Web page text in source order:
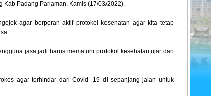
Padang Pariaman, Kamis (17/03/2022).
agar berperan aktif protokol kesehatan agar kita tetap
jasa,jadi harus mematuhi protokol kesehatan,ujar dari
agar terhindar dari Covid -19 di sepanjang jalan untuk